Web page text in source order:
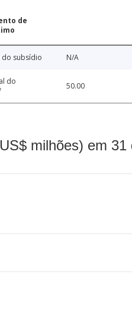
de
do subsídio N/A
do
50.00
milhões) em 31